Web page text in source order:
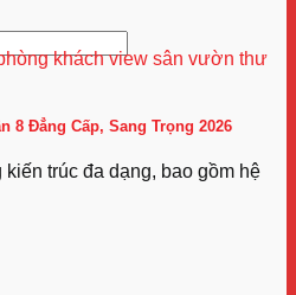
8 Đẳng Cấp, Sang Trọng 2026
trúc đa dạng, bao gồm hệ